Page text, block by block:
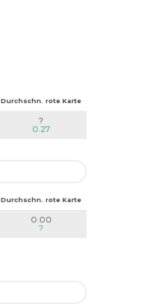
Durchschn. rote Karte
?
0.27
Durchschn. rote Karte
0.00
?